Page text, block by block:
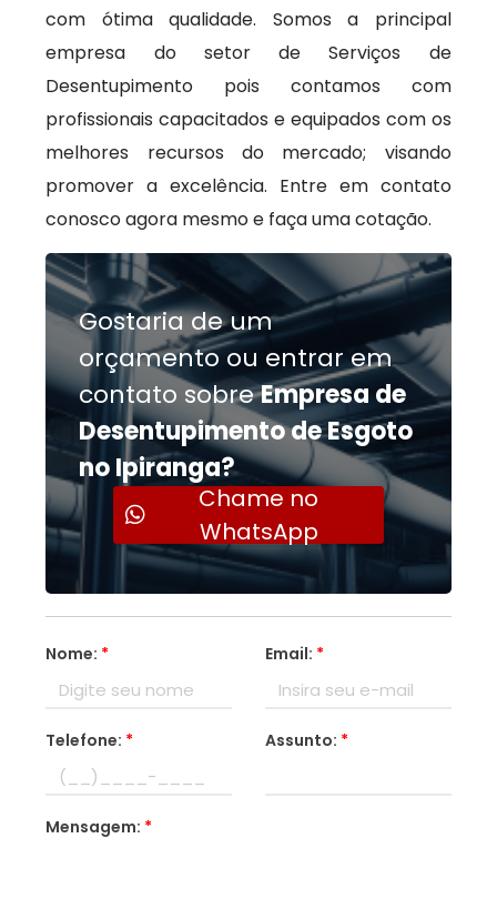
com ótima qualidade. Somos a principal
empresa do setor de Serviços de
Desentupimento pois contamos com
profissionais capacitados e equipados com os
melhores recursos do mercado; visando
promover a excelência. Entre em contato
conosco agora mesmo e faça uma cotação.
Gostaria de um
orçamento ou entrar em
contato sobreEmpresa de
Desentupimento de Esgoto
no Ipiranga?
Chame no
WhatsApp
Nome: * Email: *
Telefone: * Assunto: *
Mensagem: *